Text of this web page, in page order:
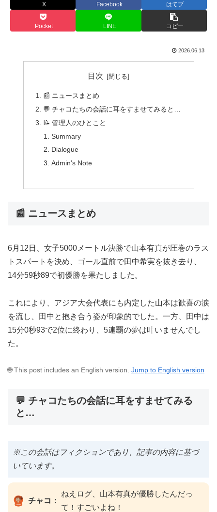
X Facebook はてブ
Pocket LINE コピー
2026.06.13
目次
📰 ニュースまとめ
💬 チャコたちの会話に耳をすませてみると…
📝 管理人のひとこと
Summary
Dialogue
Admin’s Note
📰 ニュースまとめ
6月12日、女子5000メートル決勝で山本有真が圧巻のラス
トスパートを決め、ゴール直前で田中希実を抜き去り、
14分59秒89で初優勝を果たしました。
これにより、アジア大会代表にも内定した山本は歓喜の涙
を流し、田中と抱き合う姿が印象的でした。一方、田中は
15分0秒93で2位に終わり、5連覇の夢は叶いませんでし
た。
🌐 This post includes an English version. Jump to English version
💬 チャコたちの会話に耳をすませてみる
と…
※この会話はフィクションであり、記事の内容に基づ
いています。
チャコ：
ねえログ、山本有真が優勝したんだっ
て！すごいよね！